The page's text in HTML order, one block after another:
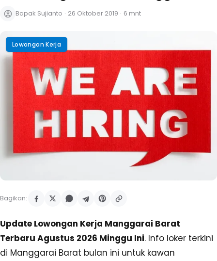
Bapak Sujianto · 26 Oktober 2019 · 6 mnt
Lowongan Kerja
Bagikan:
Update Lowongan Kerja Manggarai Barat
Terbaru Agustus 2026 Minggu Ini. Info loker terkini
di Manggarai Barat bulan ini untuk kawan